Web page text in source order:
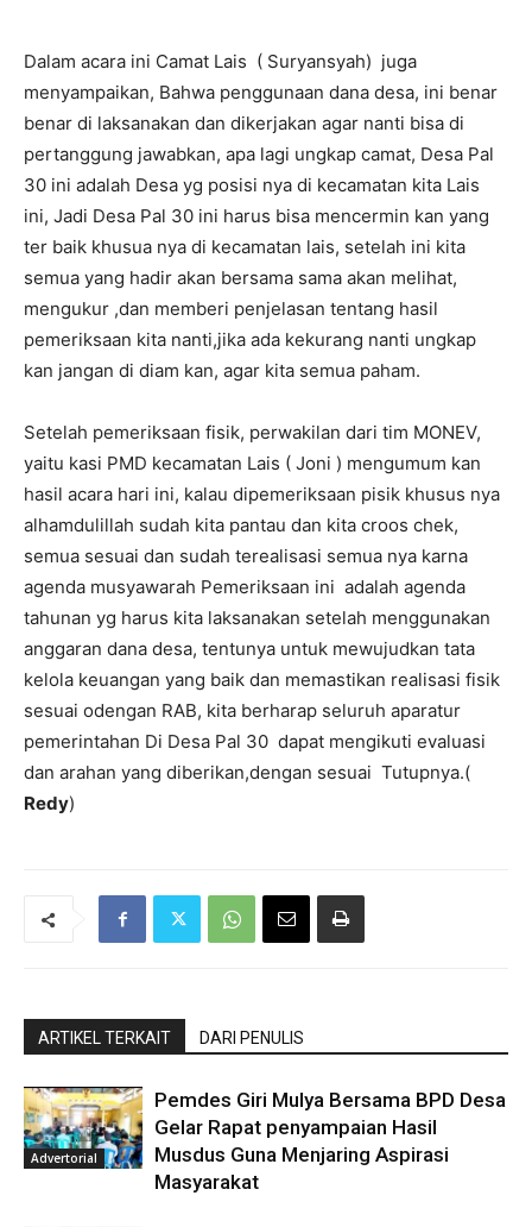
Dalam acara ini Camat Lais ( Suryansyah) juga
menyampaikan, Bahwa penggunaan dana desa, ini benar
benar di laksanakan dan dikerjakan agar nanti bisa di
pertanggung jawabkan, apa lagi ungkap camat, Desa Pal
30 ini adalah Desa yg posisi nya di kecamatan kita Lais
ini, Jadi Desa Pal 30 ini harus bisa mencermin kan yang
ter baik khusua nya di kecamatan lais, setelah ini kita
semua yang hadir akan bersama sama akan melihat,
mengukur ,dan memberi penjelasan tentang hasil
pemeriksaan kita nanti,jika ada kekurang nanti ungkap
kan jangan di diam kan, agar kita semua paham.
Setelah pemeriksaan fisik, perwakilan dari tim MONEV,
yaitu kasi PMD kecamatan Lais ( Joni ) mengumum kan
hasil acara hari ini, kalau dipemeriksaan pisik khusus nya
alhamdulillah sudah kita pantau dan kita croos chek,
semua sesuai dan sudah terealisasi semua nya karna
agenda musyawarah Pemeriksaan ini adalah agenda
tahunan yg harus kita laksanakan setelah menggunakan
anggaran dana desa, tentunya untuk mewujudkan tata
kelola keuangan yang baik dan memastikan realisasi fisik
sesuai odengan RAB, kita berharap seluruh aparatur
pemerintahan Di Desa Pal 30 dapat mengikuti evaluasi
dan arahan yang diberikan,dengan sesuai Tutupnya.(
Redy)
ARTIKEL TERKAIT DARI PENULIS
Advertorial
Pemdes Giri Mulya Bersama BPD Desa
Gelar Rapat penyampaian Hasil
Musdus Guna Menjaring Aspirasi
Masyarakat